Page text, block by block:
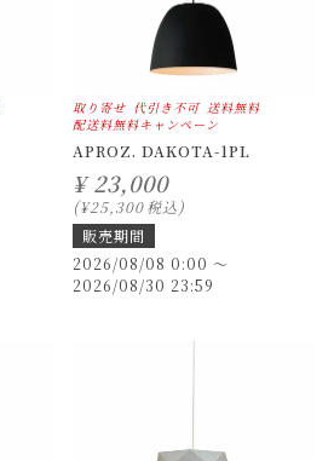
取り寄せ 代引き不可 送料無料
配送料無料キャンペーン
APROZ. DAKOTA-1PL
¥ 23,000
¥25,300税込
販売期間
2026/08/08 0:00 〜
2026/08/30 23:59